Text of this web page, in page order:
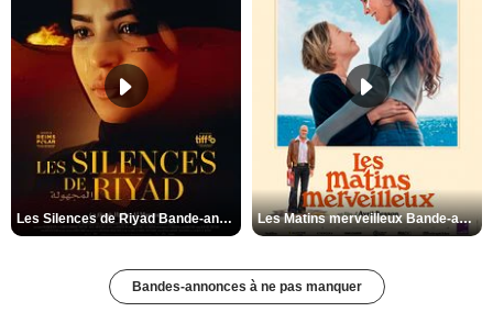
Les Silences de Riyad Bande-annonce VO STFR Les Matins merveilleux Bande-annonce VF
Bandes-annonces à ne pas manquer